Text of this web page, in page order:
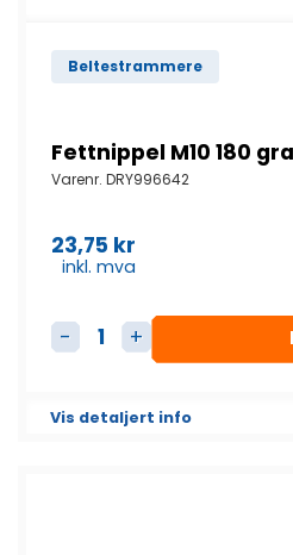
Beltestrammere
Fettnippel M10 180
Varenr. DRY996642
23,75 kr
inkl. mva
Fettnippel M10 180
Vis detaljert info